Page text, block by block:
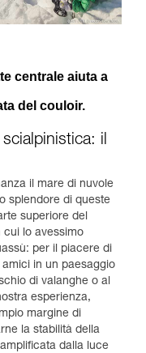
centrale aiuta a
del couloir.
il
il mare di nuvole
splendore di queste
superiore del
cui lo avessimo
per il piacere di
in un paesaggio
di valanghe o al
esperienza,
margine di
la stabilità della
dalla luce